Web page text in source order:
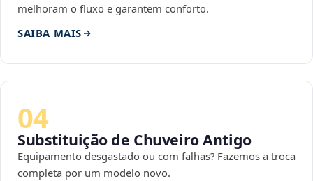
melhoram o fluxo e garantem conforto.
SAIBA MAIS
04
Substituição de Chuveiro Antigo
Equipamento desgastado ou com falhas? Fazemos a troca
completa por um modelo novo.